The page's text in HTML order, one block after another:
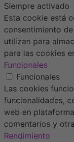
Siempre activado
Esta cookie está
consentimiento
utilizan para
para las cookies
Funcionales
Funcionales
Las cookies
funcionalidades,
web en
comentarios y
Rendimiento